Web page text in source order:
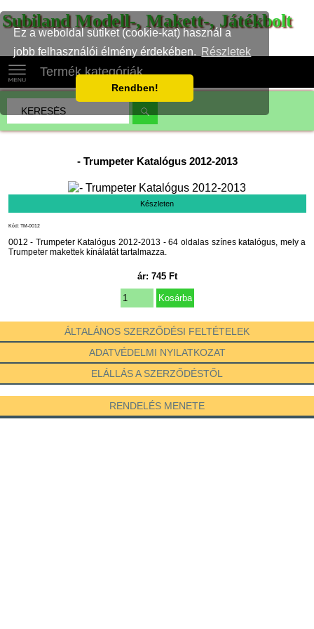
Ez a weboldal sütiket (cookie-kat) használ a
jobb felhasználói élmény érdekében.
Részletek
Rendben!
Subiland Modell-, Makett-, Játékbolt
Termék kategóriák
- Trumpeter Katalógus 2012-2013
Készleten
Kód: TM-0012
0012 - Trumpeter Katalógus 2012-2013 - 64 oldalas színes katalógus, mely a
Trumpeter makettek kínálatát tartalmazza.
ár: 745Ft
ÁLTALÁNOS SZERZŐDÉSI FELTÉTELEK
ADATVÉDELMI NYILATKOZAT
ELÁLLÁS A SZERZŐDÉSTŐL
RENDELÉS MENETE